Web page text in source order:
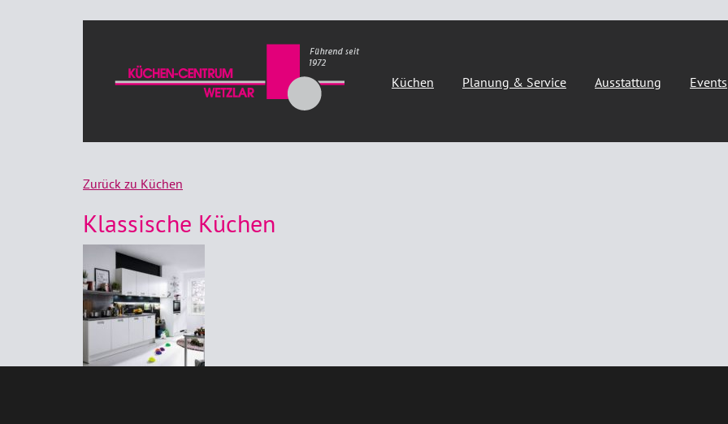
Küchen Planung & Service Ausstattung Events
Zurück zu Küchen
Klassische Küchen